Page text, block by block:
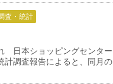
査・統計
日本ショッピングセンター
計調査報告によると、同月の